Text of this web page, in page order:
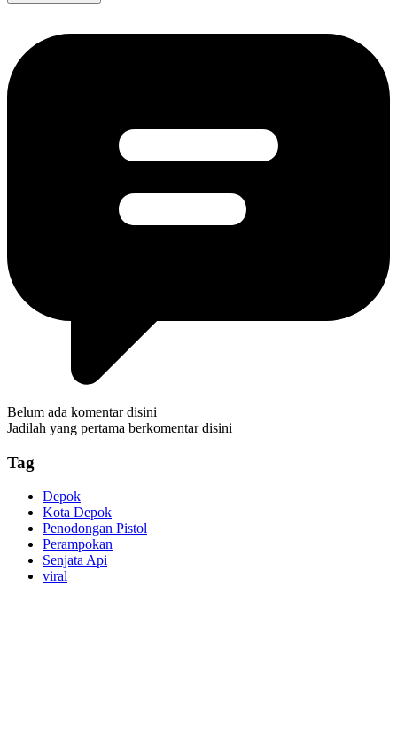
Belum ada komentar disini
Jadilah yang pertama berkomentar disini
Tag
Depok
Kota Depok
Penodongan Pistol
Perampokan
Senjata Api
viral